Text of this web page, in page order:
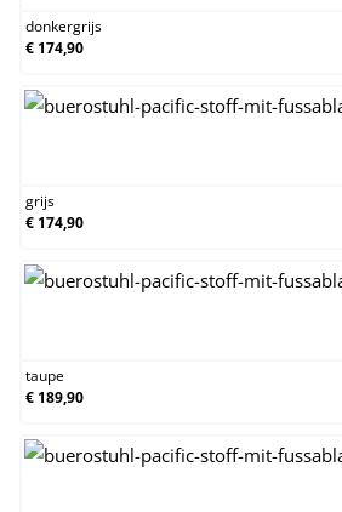
donkergrijs
€ 174,90
grijs
€ 174,90
taupe
€ 189,90